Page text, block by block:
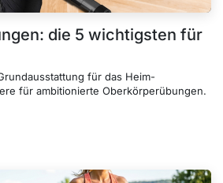
die 5 wichtigsten für
für das Heim-
für ambitionierte Oberkörperübungen.